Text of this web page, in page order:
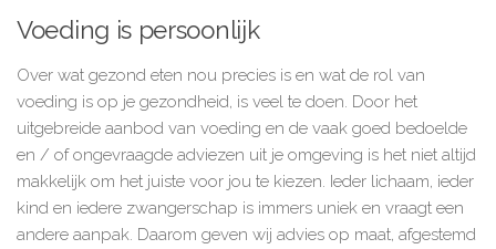
Voeding is persoonlijk
Over wat gezond eten nou precies is en wat de rol van
voeding is op je gezondheid, is veel te doen. Door het
uitgebreide aanbod van voeding en de vaak goed bedoelde
en / of ongevraagde adviezen uit je omgeving is het niet altijd
makkelijk om het juiste voor jou te kiezen. Ieder lichaam, ieder
kind en iedere zwangerschap is immers uniek en vraagt een
andere aanpak. Daarom geven wij advies op maat, afgestemd